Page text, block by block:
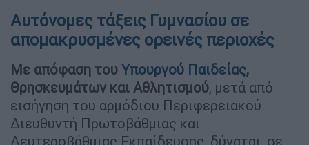
Αυτόνομες τάξεις Γυμνασίου σε
απομακρυσμένες ορεινές περιοχές
Με απόφαση του Υπουργού Παιδείας,
Θρησκευμάτων και Αθλητισμού, μετά από
εισήγηση του αρμόδιου Περιφερειακού
Διευθυντή Πρωτοβάθμιας και
Δευτεροβάθμιας Εκπαίδευσης, δύναται, σε